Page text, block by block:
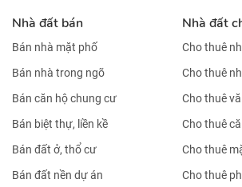
Nhà đất bán
Bán nhà mặt phố
Bán nhà trong ngõ
Bán căn hộ chung cư
Bán biệt thự, liền kề
Bán đất ở, thổ cư
Bán đất nền dự án
Nhà đất
Cho thuê
Cho thuê
Cho thuê
Cho thuê
Cho thuê
Cho thuê